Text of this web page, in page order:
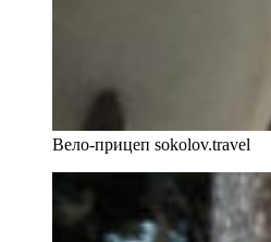
Вело-прицеп sokolov.travel